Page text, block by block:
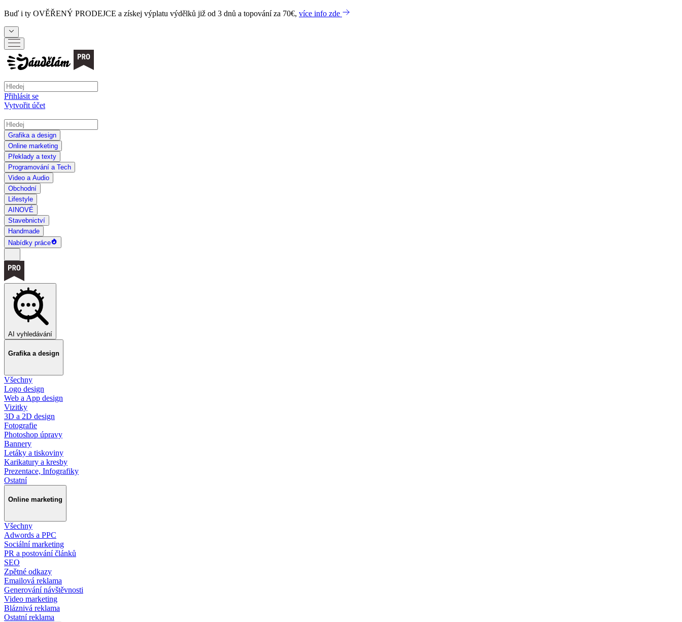
Buď i ty OVĚŘENÝ PRODEJCE a získej výplatu výdělků již od 3 dnů a topování za 70€, více info zde
Přihlásit se
Vytvořit účet
Grafika a design
Online marketing
Překlady a texty
Programování a Tech
Video a Audio
Obchodní
Lifestyle
AI NOVÉ
Stavebnictví
Handmade
Nabídky práce
AI vyhledávání
Grafika a design
Všechny
Logo design
Web a App design
Vizitky
3D a 2D design
Fotografie
Photoshop úpravy
Bannery
Letáky a tiskoviny
Karikatury a kresby
Prezentace, Infografiky
Ostatní
Online marketing
Všechny
Adwords a PPC
Sociální marketing
PR a postování článků
SEO
Zpětné odkazy
Emailová reklama
Generování návštěvnosti
Video marketing
Bláznivá reklama
Ostatní reklama